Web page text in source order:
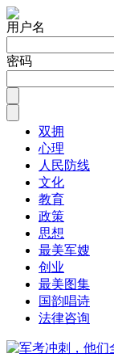
用户名
密码
双拥
心理
人民防线
文化
教育
政策
思想
最美军嫂
创业
最美图集
国韵唱诗
法律咨询